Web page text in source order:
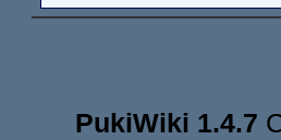
PukiWiki 1.4.7